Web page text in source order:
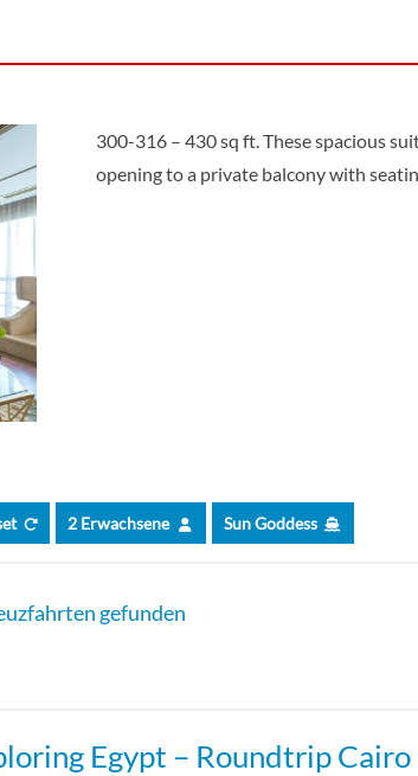
300-316 – 430 sq ft. These spacious
opening to a private balcony with
2 Erwachsene Sun Goddess
gefunden
Egypt – Roundtrip Cairo